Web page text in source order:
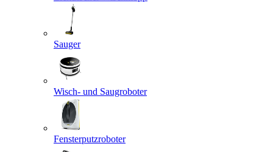
Sauger
Wisch- und Saugroboter
Fensterputzroboter